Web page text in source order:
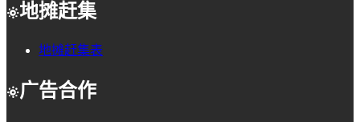
地摊赶集
地摊赶集表
广告合作